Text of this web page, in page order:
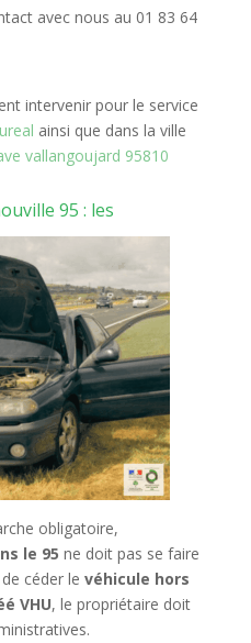
avec nous au 01 83 64
intervenir pour le service
ainsi que dans la ville
vallangoujard 95810
95 : les
obligatoire,
le 95 ne doit pas se faire
céder le véhicule hors
VHU, le propriétaire doit